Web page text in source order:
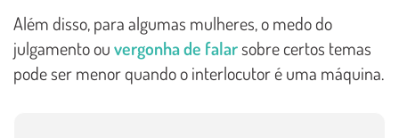
Além disso, para algumas mulheres, o medo do
julgamento ouvergonha de falarsobre certos temas
pode ser menor quando o interlocutor é uma máquina.